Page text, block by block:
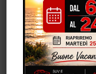
Climatizzatore
Controllo
ESP